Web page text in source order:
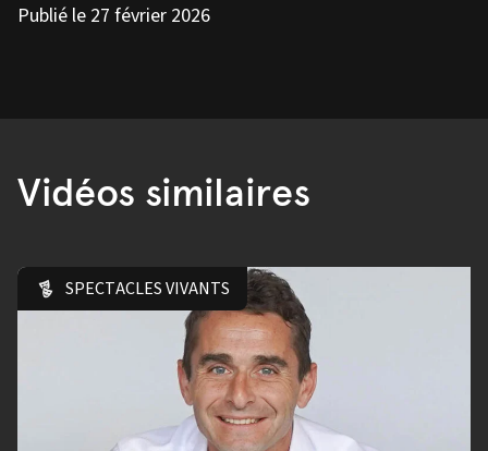
Publié le 27 février 2026
Vidéos similaires
SPECTACLES VIVANTS